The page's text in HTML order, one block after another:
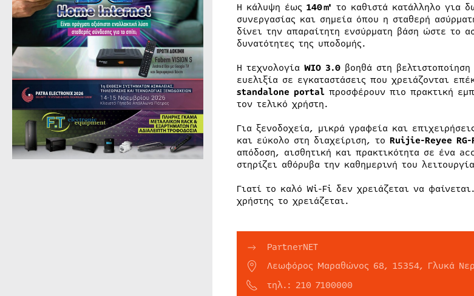
Η κάλυψη έως 140㎡ το καθιστά κατάλληλο για
συνεργασίας και σημεία όπου η σταθερή
δίνει την απαραίτητη ενσύρματη βάση ώστε το
δυνατότητες της υποδομής.
Η τεχνολογία WIO 3.0βοηθά στη
ευελιξία σε εγκαταστάσεις που χρειάζονται
standalone portalπροσφέρουν πιο πρακτική
τον τελικό χρήστη.
Για ξενοδοχεία, μικρά γραφεία και
και εύκολο στη διαχείριση, το Ruijie-Reyee RG-
απόδοση, αισθητική και πρακτικότητα σε ένα
στηρίζει αθόρυβα την καθημερινή του
Γιατί το καλό Wi-Fi δεν χρειάζεται να
χρήστης το χρειάζεται.
PartnerNET
Λεωφόρος Μαραθώνος 68, 15354, Γλυκά
τηλ.: 210 7100000